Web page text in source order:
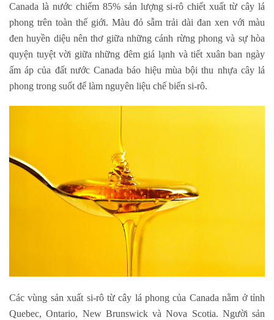
Canada là nước chiếm 85% sản lượng si-rô chiết xuất từ cây lá
phong trên toàn thế giới. Màu đỏ sẫm trải dài đan xen với màu
đen huyền diệu nên thơ giữa những cánh rừng phong và sự hòa
quyện tuyệt vời giữa những đêm giá lạnh và tiết xuân ban ngày
ấm áp của đất nước Canada báo hiệu mùa bội thu nhựa cây lá
phong trong suốt để làm nguyên liệu chế biến si-rô.
Các vùng sản xuất si-rô từ cây lá phong của Canada nằm ở tỉnh
Quebec, Ontario, New Brunswick và Nova Scotia. Người sản